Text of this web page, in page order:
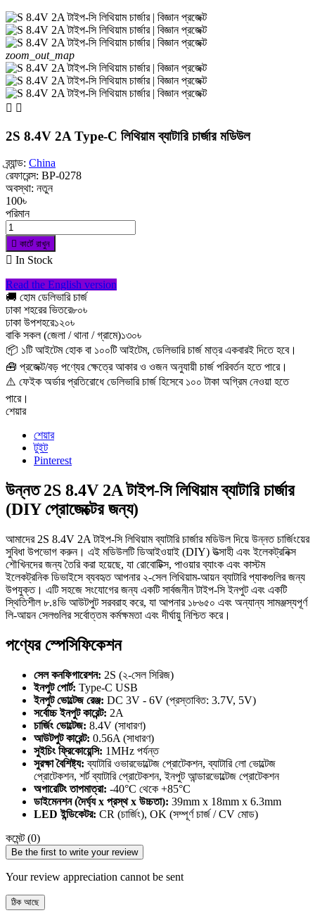
zoom_out_map
 
2S 8.4V 2A Type-C লিথিয়াম ব্যাটারি চার্জার মডিউল
ব্র্যান্ড: China
রেফারেন্স: BP-0278
অবস্থা: নতুন
100৳
পরিমান
 কার্টে রাখুন
 In Stock
Read the English version
🚚 হোম ডেলিভারি চার্জ
ঢাকা শহরের ভিতরে৮০৳
ঢাকা উপশহরে১২০৳
বাকি সকল (জেলা / থানা / গ্রামে)১৩০৳
📦 ১টি আইটেম হোক বা ১০০টি আইটেম, ডেলিভারি চার্জ মাত্র একবারই দিতে হবে।
🧰 প্রজেক্ট/বড় পণ্যের ক্ষেত্রে আকার ও ওজন অনুযায়ী চার্জ পরিবর্তন হতে পারে।
⚠️ ফেইক অর্ডার প্রতিরোধে ডেলিভারি চার্জ হিসেবে ১০০ টাকা অগ্রিম নেওয়া হতে
পারে।
শেয়ার
শেয়ার
টুইট
Pinterest
উন্নত 2S 8.4V 2A টাইপ-সি লিথিয়াম ব্যাটারি চার্জার
(DIY প্রোজেক্টের জন্য)
আমাদের 2S 8.4V 2A টাইপ-সি লিথিয়াম ব্যাটারি চার্জার মডিউল দিয়ে উন্নত চার্জিংয়ের
সুবিধা উপভোগ করুন। এই মডিউলটি ডিআইওয়াই (DIY) উত্সাহী এবং ইলেকট্রনিক্স
শৌখিনদের জন্য তৈরি করা হয়েছে, যা রোবোটিক্স, পাওয়ার ব্যাংক এবং কাস্টম
ইলেকট্রনিক ডিভাইসে ব্যবহৃত আপনার ২-সেল লিথিয়াম-আয়ন ব্যাটারি প্যাকগুলির জন্য
উপযুক্ত। এটি সহজে সংযোগের জন্য একটি সার্বজনীন টাইপ-সি ইনপুট এবং একটি
স্থিতিশীল ৮.৪ভি আউটপুট সরবরাহ করে, যা আপনার ১৮৬৫০ এবং অন্যান্য সামঞ্জস্যপূর্ণ
লি-আয়ন সেলগুলির সর্বোত্তম কর্মক্ষমতা এবং দীর্ঘায়ু নিশ্চিত করে।
পণ্যের স্পেসিফিকেশন
সেল কনফিগারেশন: 2S (২-সেল সিরিজ)
ইনপুট পোর্ট: Type-C USB
ইনপুট ভোল্টেজ রেঞ্জ: DC 3V - 6V (প্রস্তাবিত: 3.7V, 5V)
সর্বোচ্চ ইনপুট কারেন্ট: 2A
চার্জিং ভোল্টেজ: 8.4V (সাধারণ)
আউটপুট কারেন্ট: 0.56A (সাধারণ)
সুইচিং ফ্রিকোয়েন্সি: 1MHz পর্যন্ত
সুরক্ষা বৈশিষ্ট্য: ব্যাটারি ওভারভোল্টেজ প্রোটেকশন, ব্যাটারি লো ভোল্টেজ
প্রোটেকশন, শর্ট ব্যাটারি প্রোটেকশন, ইনপুট আন্ডারভোল্টেজ প্রোটেকশন
অপারেটিং তাপমাত্রা: -40°C থেকে +85°C
ডাইমেনশন (দৈর্ঘ্য x প্রস্থ x উচ্চতা): 39mm x 18mm x 6.3mm
LED ইন্ডিকেটর: CR (চার্জিং), OK (সম্পূর্ণ চার্জ / CV মোড)
কমেন্ট (0)
Be the first to write your review
Your review appreciation cannot be sent
ঠিক আছে